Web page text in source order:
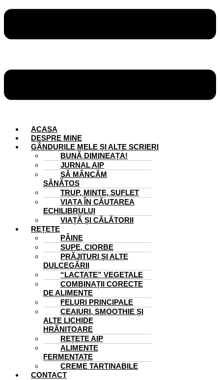
ACASA
DESPRE MINE
GÂNDURILE MELE ȘI ALTE SCRIERI
BUNĂ DIMINEAȚA!
JURNAL AIP
SĂ MÂNCĂM
SĂNĂTOS
TRUP, MINTE, SUFLET
VIAȚA ÎN CĂUTAREA
ECHILIBRULUI
VIAȚĂ ȘI CĂLĂTORII
REȚETE
PÂINE
SUPE, CIORBE
PRĂJITURI ȘI ALTE
DULCEGĂRII
“LACTATE” VEGETALE
COMBINAȚII CORECTE
DE ALIMENTE
FELURI PRINCIPALE
CEAIURI, SMOOTHIE ȘI
ALTE LICHIDE
HRĂNITOARE
REȚETE AIP
ALIMENTE
FERMENTATE
CREME TARTINABILE
CONTACT